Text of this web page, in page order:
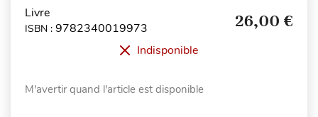
Livre
ISBN : 9782340019973 26,00 €
Indisponible
M'avertir quand l'article est disponible